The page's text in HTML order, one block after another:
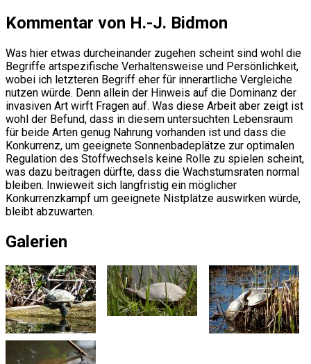
Kommentar von H.-J. Bidmon
Was hier etwas durcheinander zugehen scheint sind wohl die
Begriffe artspezifische Verhaltensweise und Persönlichkeit,
wobei ich letzteren Begriff eher für innerartliche Vergleiche
nutzen würde. Denn allein der Hinweis auf die Dominanz der
invasiven Art wirft Fragen auf. Was diese Arbeit aber zeigt ist
wohl der Befund, dass in diesem untersuchten Lebensraum
für beide Arten genug Nahrung vorhanden ist und dass die
Konkurrenz, um geeignete Sonnenbadeplätze zur optimalen
Regulation des Stoffwechsels keine Rolle zu spielen scheint,
was dazu beitragen dürfte, dass die Wachstumsraten normal
bleiben. Inwieweit sich langfristig ein möglicher
Konkurrenzkampf um geeignete Nistplätze auswirken würde,
bleibt abzuwarten.
Galerien